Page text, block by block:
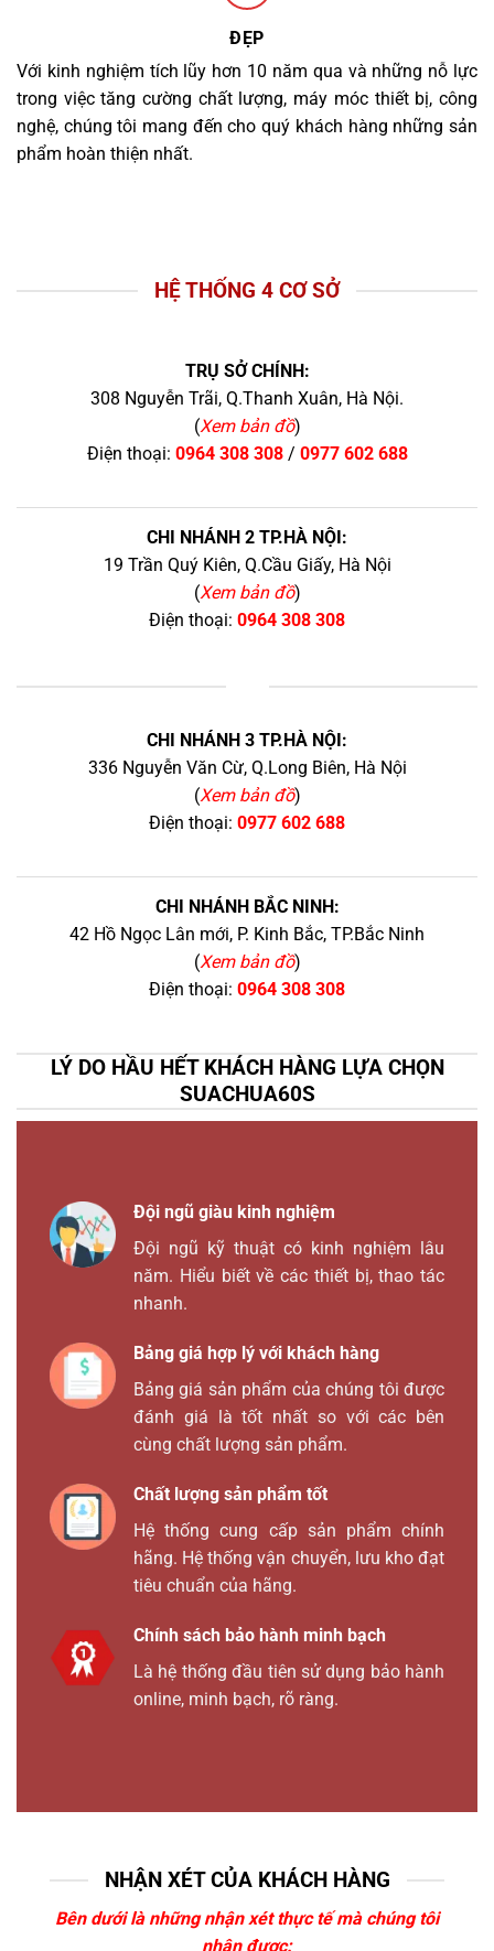
ĐẸP
Với kinh nghiệm tích lũy hơn 10 năm qua và những nỗ lực
trong việc tăng cường chất lượng, máy móc thiết bị, công
nghệ, chúng tôi mang đến cho quý khách hàng những sản
phẩm hoàn thiện nhất.
HỆ THỐNG 4 CƠ SỞ
TRỤ SỞ CHÍNH:
308 Nguyễn Trãi, Q.Thanh Xuân, Hà Nội.
(Xem bản đồ)
Điện thoại: 0964 308 308/ 0977 602 688
CHI NHÁNH 2 TP.HÀ NỘI:
19 Trần Quý Kiên, Q.Cầu Giấy, Hà Nội
(Xem bản đồ)
Điện thoại: 0964 308 308
CHI NHÁNH 3 TP.HÀ NỘI:
336 Nguyễn Văn Cừ, Q.Long Biên, Hà Nội
(Xem bản đồ)
Điện thoại: 0977 602 688
CHI NHÁNH BẮC NINH:
42 Hồ Ngọc Lân mới, P. Kinh Bắc, TP.Bắc Ninh
(Xem bản đồ)
Điện thoại: 0964 308 308
LÝ DO HẦU HẾT KHÁCH HÀNG LỰA CHỌN
SUACHUA60S
Đội ngũ giàu kinh nghiệm
Đội ngũ kỹ thuật có kinh nghiệm lâu
năm. Hiểu biết về các thiết bị, thao tác
nhanh.
Bảng giá hợp lý với khách hàng
Bảng giá sản phẩm của chúng tôi được
đánh giá là tốt nhất so với các bên
cùng chất lượng sản phẩm.
Chất lượng sản phẩm tốt
Hệ thống cung cấp sản phẩm chính
hãng. Hệ thống vận chuyển, lưu kho đạt
tiêu chuẩn của hãng.
Chính sách bảo hành minh bạch
Là hệ thống đầu tiên sử dụng bảo hành
online, minh bạch, rõ ràng.
NHẬN XÉT CỦA KHÁCH HÀNG
Bên dưới là những nhận xét thực tế mà chúng tôi
nhận được: